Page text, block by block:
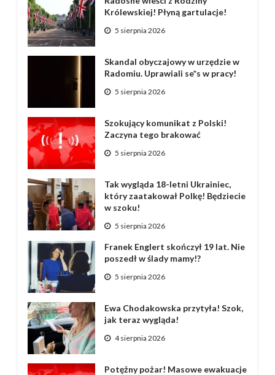
Królewskiej! Płyną gartulacje!
5 sierpnia 2026
Skandal obyczajowy w urzędzie w
Radomiu. Uprawiali se*s w pracy!
5 sierpnia 2026
Szokujący komunikat z Polski!
Zaczyna tego brakować
5 sierpnia 2026
Tak wygląda 18-letni Ukrainiec,
który zaatakował Polkę! Będziecie
w szoku!
5 sierpnia 2026
Franek Englert skończył 19 lat. Nie
poszedł w ślady mamy!?
5 sierpnia 2026
Ewa Chodakowska przytyła! Szok,
jak teraz wygląda!
4 sierpnia 2026
Potężny pożar! Masowe ewakuacje